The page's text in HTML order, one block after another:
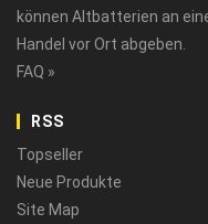
können Altbatterien an
Handel vor Ort abgeben.
FAQ »
RSS
Topseller
Neue Produkte
Site Map